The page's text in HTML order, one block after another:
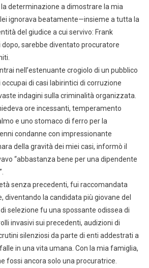
determinazione a dimostrare la mia
ignorava beatamente—insieme a tutta la
del giudice a cui servivo: Frank
dopo, sarebbe diventato procuratore
nell’estenuante crogiolo di un pubblico
di casi labirintici di corruzione
indagini sulla criminalità organizzata.
ore incessanti, temperamento
e uno stomaco di ferro per la
condanne con impressionante
della gravità dei miei casi, informò il
“abbastanza bene per una dipendente
senza precedenti, fui raccomandata
diventando la candidata più giovane del
selezione fu una spossante odissea di
invasivi sui precedenti, audizioni di
silenziosi da parte di enti addestrati a
in una vita umana. Con la mia famiglia,
fossi ancora solo una procuratrice.